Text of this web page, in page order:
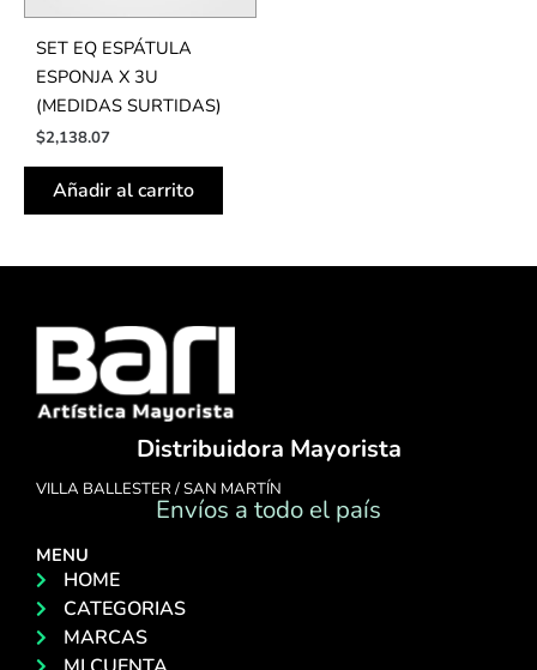
SET EQ ESPÁTULA
ESPONJA X 3U
(MEDIDAS SURTIDAS)
$2,138.07
Añadir al carrito
Distribuidora Mayorista
VILLA BALLESTER / SAN MARTÍN
Envíos a todo el país
MENU
HOME
CATEGORIAS
MARCAS